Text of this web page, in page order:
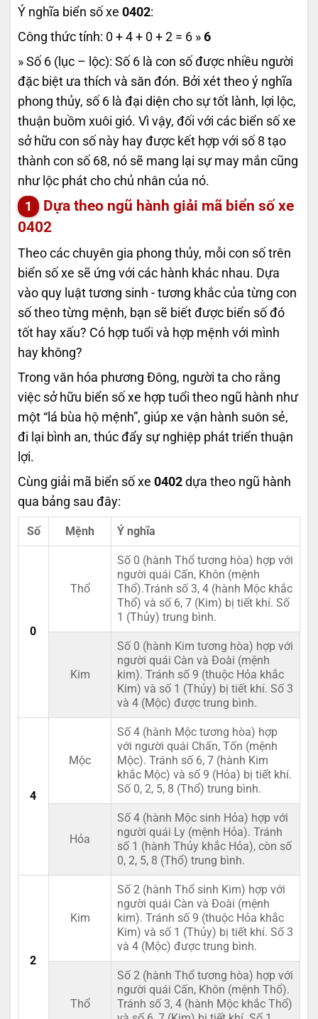
Ý nghĩa biển số xe 0402:
Công thức tính: 0 + 4 + 0 + 2 = 6 » 6
» Số 6 (lục – lộc): Số 6 là con số được nhiều người
đặc biệt ưa thích và săn đón. Bởi xét theo ý nghĩa
phong thủy, số 6 là đại diện cho sự tốt lành, lợi lộc,
thuận buồm xuôi gió. Vì vậy, đối với các biển số xe
sở hữu con số này hay được kết hợp với số 8 tạo
thành con số 68, nó sẽ mang lại sự may mắn cũng
như lộc phát cho chủ nhân của nó.
Dựa theo ngũ hành giải mã biển số xe
0402
Theo các chuyên gia phong thủy, mỗi con số trên
biển số xe sẽ ứng với các hành khác nhau. Dựa
vào quy luật tương sinh - tương khắc của từng con
số theo từng mệnh, bạn sẽ biết được biển số đó
tốt hay xấu? Có hợp tuổi và hợp mệnh với mình
hay không?
Trong văn hóa phương Đông, người ta cho rằng
việc sở hữu biển số xe hợp tuổi theo ngũ hành như
một “lá bùa hộ mệnh”, giúp xe vận hành suôn sẻ,
đi lại bình an, thúc đẩy sự nghiệp phát triển thuận
lợi.
Cùng giải mã biển số xe 0402 dựa theo ngũ hành
qua bảng sau đây:
Số Mệnh Ý nghĩa
0
Thổ
Số 0 (hành Thổ tương hòa) hợp với
người quái Cấn, Khôn (mệnh
Thổ).Tránh số 3, 4 (hành Mộc khắc
Thổ) và số 6, 7 (Kim) bị tiết khí. Số
1 (Thủy) trung bình.
Kim
Số 0 (hành Kim tương hòa) hợp với
người quái Càn và Đoài (mệnh
kim). Tránh số 9 (thuộc Hỏa khắc
Kim) và số 1 (Thủy) bị tiết khí. Số 3
và 4 (Mộc) được trung bình.
4
Mộc
Số 4 (hành Mộc tương hòa) hợp
với người quái Chấn, Tốn (mệnh
Mộc). Tránh số 6, 7 (hành Kim
khắc Mộc) và số 9 (Hỏa) bị tiết khí.
Số 0, 2, 5, 8 (Thổ) trung bình.
Hỏa
Số 4 (hành Mộc sinh Hỏa) hợp với
người quái Ly (mệnh Hỏa). Tránh
số 1 (hành Thủy khắc Hỏa), còn số
0, 2, 5, 8 (Thổ) trung bình.
2
Kim
Số 2 (hành Thổ sinh Kim) hợp với
người quái Càn và Đoài (mệnh
kim). Tránh số 9 (thuộc Hỏa khắc
Kim) và số 1 (Thủy) bị tiết khí. Số 3
và 4 (Mộc) được trung bình.
Thổ
Số 2 (hành Thổ tương hòa) hợp với
người quái Cấn, Khôn (mệnh Thổ).
Tránh số 3, 4 (hành Mộc khắc Thổ)